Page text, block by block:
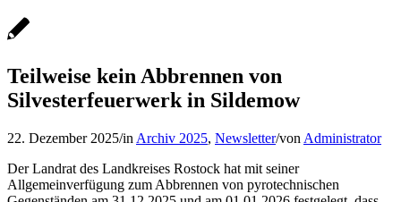
Teilweise kein Abbrennen von
Silvesterfeuerwerk in Sildemow
22. Dezember 2025/in Archiv 2025, Newsletter/von Administrator
Der Landrat des Landkreises Rostock hat mit seiner
Allgemeinverfügung zum Abbrennen von pyrotechnischen